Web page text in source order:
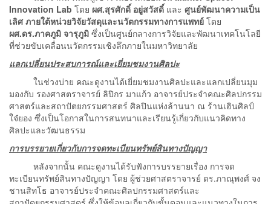
Innovation Lab โดย ผศ.สุรศักดิ์ อยู่สวัสดิ์ และ ศูนย์พัฒนาความเป็น
เลิศ ภายใต้หน่วยวิจัยวัสดุและนวัตกรรมทางการแพทย์ โดย
ผศ.ดร.ภาคภูมิ จารุภูมิ ซึ่งเป็นศูนย์กลางการวิจัยและพัฒนาเทคโนโลยี
ที่ช่วยขับเคลื่อนนวัตกรรมเชิงลึกภายในมหาวิทยาลัย
แลกเปลี่ยนประสบการณ์และเยี่ยมชมงานศิลปะ
ในช่วงบ่าย คณะดูงานได้เยี่ยมชมงานศิลปะและแลกเปลี่ยนมุม
มองกับ รองศาสตราจารย์ ลิปิกร มาแก้ว อาจารย์ประจำคณะศิลปกรรม
ศาสตร์และสถาปัตยกรรมศาสตร์ ศิลปินแห่งล้านนา ณ ร้านเฮินศิลป์
ใจ๋ยอง ซึ่งเป็นโอกาสในการสนทนาและเรียนรู้เกี่ยวกับแนวคิดทาง
ศิลปะและวัฒนธรรม
การบรรยายเกี่ยวกับการจดทะเบียนทรัพย์สินทางปัญญา
หลังจากนั้น คณะดูงานได้รับฟังการบรรยายเรื่อง การจด
ทะเบียนทรัพย์สินทางปัญญา โดย ผู้ช่วยศาสตราจารย์ ดร.ภาณุพงศ์ จง
ชานสิทโธ อาจารย์ประจำคณะศิลปกรรมศาสตร์และ